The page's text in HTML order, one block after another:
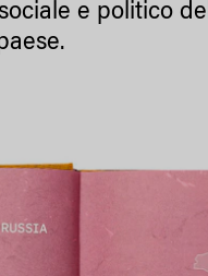
e politico